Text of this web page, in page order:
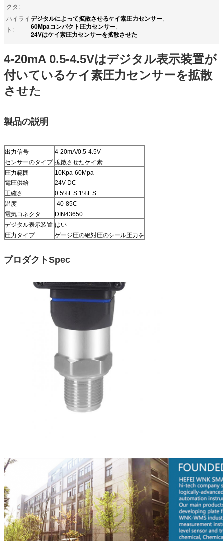
クタ:
ハイライ
ト:
デジタルによって拡散させるケイ素圧力センサー,
60Mpaコンパクト圧力センサー,
24Vはケイ素圧力センサーを拡散させた
4-20mA 0.5-4.5Vはデジタル表示装置が
付いているケイ素圧力センサーを拡散
させた
製品の説明
出力信号
4-20mA/0.5-4.5V
センサーのタイプ 拡散させたケイ素
圧力範囲
10Kpa-60Mpa
電圧供給
24V DC
正確さ
0.5%F.S 1%F.S
温度
-40-85C
電気コネクタ
DIN43650
デジタル表示装置 はい
圧力タイプ
ゲージ圧の絶対圧のシール圧力を
プロダクトSpec